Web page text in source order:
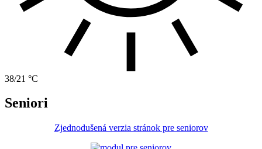
38/21 °C
Seniori
Zjednodušená verzia stránok pre seniorov